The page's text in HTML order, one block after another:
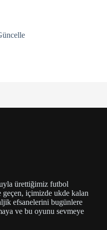
ürettiğimiz futbol
içimizde ukde kalan
efsanelerini bugünlere
ve bu oyunu sevmeye